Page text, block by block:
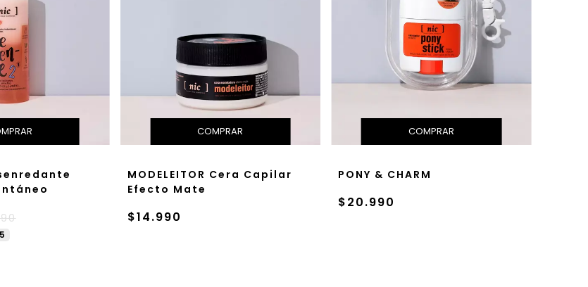
MODELEITOR Cera Capilar
Efecto Mate
$14.990
PONY & CHARM
$20.990